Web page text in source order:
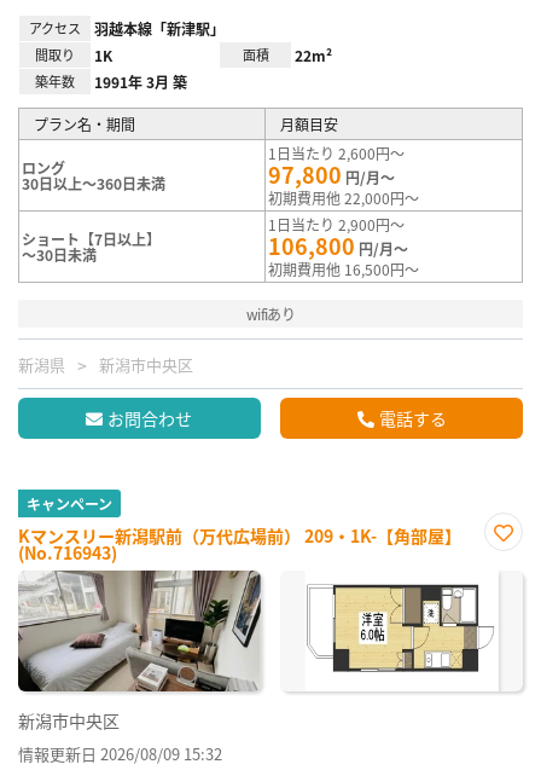
アクセス 羽越本線「新津駅」
間取り 1K 面積 22m²
築年数 1991年 3月 築
プラン名・期間 月額目安
ロング
30日以上～360日未満
1日当たり 2,600円～
97,800 円/月～
初期費用他 22,000円～
ショート【7日以上】
～30日未満
1日当たり 2,900円～
106,800 円/月～
初期費用他 16,500円～
wifiあり
新潟県 新潟市中央区
お問合わせ 電話する
キャンペーン
Kマンスリー新潟駅前（万代広場前） 209・1K-【角部屋】
(No.716943)
に入
新潟市中央区
情報更新日 2026/08/09 15:32